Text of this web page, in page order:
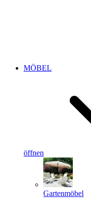
MÖBEL
öffnen
Gartenmöbel